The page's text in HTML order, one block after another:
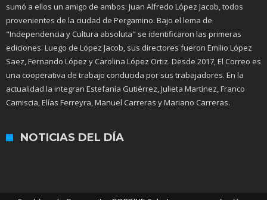
sumó a ellos un amigo de ambos: Juan Alfredo López Jacob, todos
provenientes de la ciudad de Pergamino. Bajo el lema de
"Independencia y Cultura absoluta" se identificaron las primeras
ediciones. Luego de López Jacob, sus directores fueron Emilio López
Saez, Fernando López y Carolina López Ortiz. Desde 2017, El Correo es
una cooperativa de trabajo conducida por sus trabajadores. En la
actualidad la integran Estefanía Gutiérrez, Julieta Martínez, Franco
Camiscia, Elías Ferreyra, Manuel Carreras y Mariano Carreras.
NOTICIAS DEL DÍA